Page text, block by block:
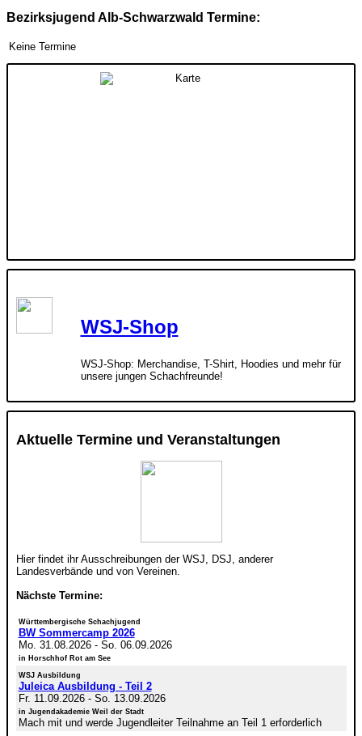
Bezirksjugend Alb-Schwarzwald Termine:
Keine Termine
WSJ-Shop
WSJ-Shop: Merchandise, T-Shirt, Hoodies und mehr für
unsere jungen Schachfreunde!
Aktuelle Termine und Veranstaltungen
Hier findet ihr Ausschreibungen der WSJ, DSJ, anderer
Landesverbände und von Vereinen.
Nächste Termine:
Württembergische Schachjugend
BW Sommercamp 2026
Mo. 31.08.2026- So. 06.09.2026
in Horschhof Rot am See
WSJ Ausbildung
Juleica Ausbildung - Teil 2
Fr. 11.09.2026- So. 13.09.2026
in Jugendakademie Weil der Stadt
Mach mit und werde Jugendleiter Teilnahme an Teil 1 erforderlich